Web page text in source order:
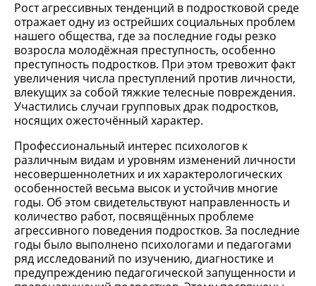
Рост агрессивных тенденций в подростковой среде
отражает одну из острейших социальных проблем
нашего общества, где за последние годы резко
возросла молодёжная преступность, особенно
преступность подростков. При этом тревожит факт
увеличения числа преступлений против личности,
влекущих за собой тяжкие телесные повреждения.
Участились случаи групповых драк подростков,
носящих ожесточённый характер.
Профессиональный интерес психологов к
различным видам и уровням изменений личности
несовершеннолетних и их характерологических
особенностей весьма высок и устойчив многие
годы. Об этом свидетельствуют направленность и
количество работ, посвящённых проблеме
агрессивного поведения подростков. За последние
годы было выполнено психологами и педагогами
ряд исследований по изучению, диагностике и
предупреждению педагогической запущенности и